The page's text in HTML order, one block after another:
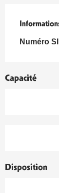
Numéro
Capacité
Disposition